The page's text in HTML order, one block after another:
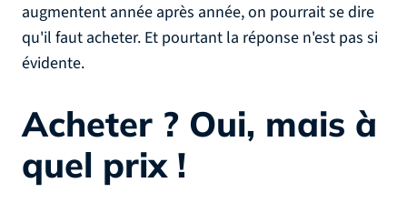
augmentent année après année, on pourrait se dire
qu'il faut acheter. Et pourtant la réponse n'est pas si
évidente.
Acheter ? Oui, mais à
quel prix !